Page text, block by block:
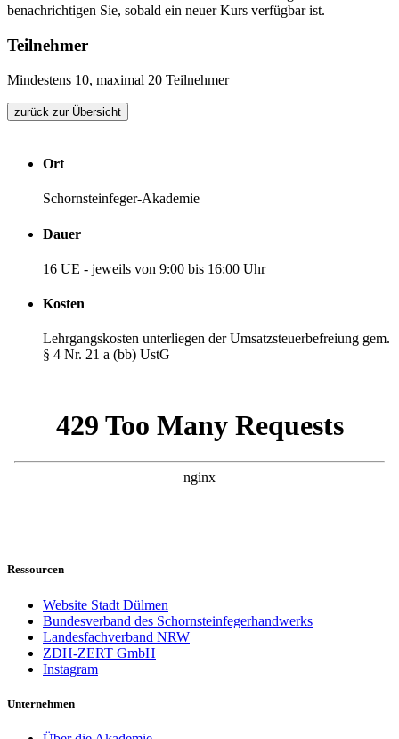
benachrichtigen Sie, sobald ein neuer Kurs verfügbar ist.
Teilnehmer
Mindestens 10, maximal 20 Teilnehmer
zurück zur Übersicht
Ort
Schornsteinfeger-Akademie
Dauer
16 UE - jeweils von 9:00 bis 16:00 Uhr
Kosten
Lehrgangskosten unterliegen der Umsatzsteuerbefreiung gem.
§ 4 Nr. 21 a (bb) UstG
Ressourcen
Website Stadt Dülmen
Bundesverband des Schornsteinfegerhandwerks
Landesfachverband NRW
ZDH-ZERT GmbH
Instagram
Unternehmen